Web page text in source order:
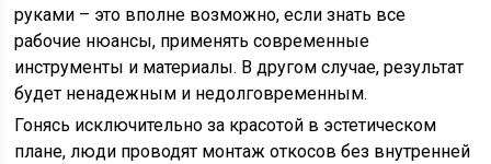
руками – это вполне возможно, если знать все
рабочие нюансы, применять современные
инструменты и материалы. В другом случае, результат
будет ненадежным и недолговременным.
Гонясь исключительно за красотой в эстетическом
плане, люди проводят монтаж откосов без внутренней